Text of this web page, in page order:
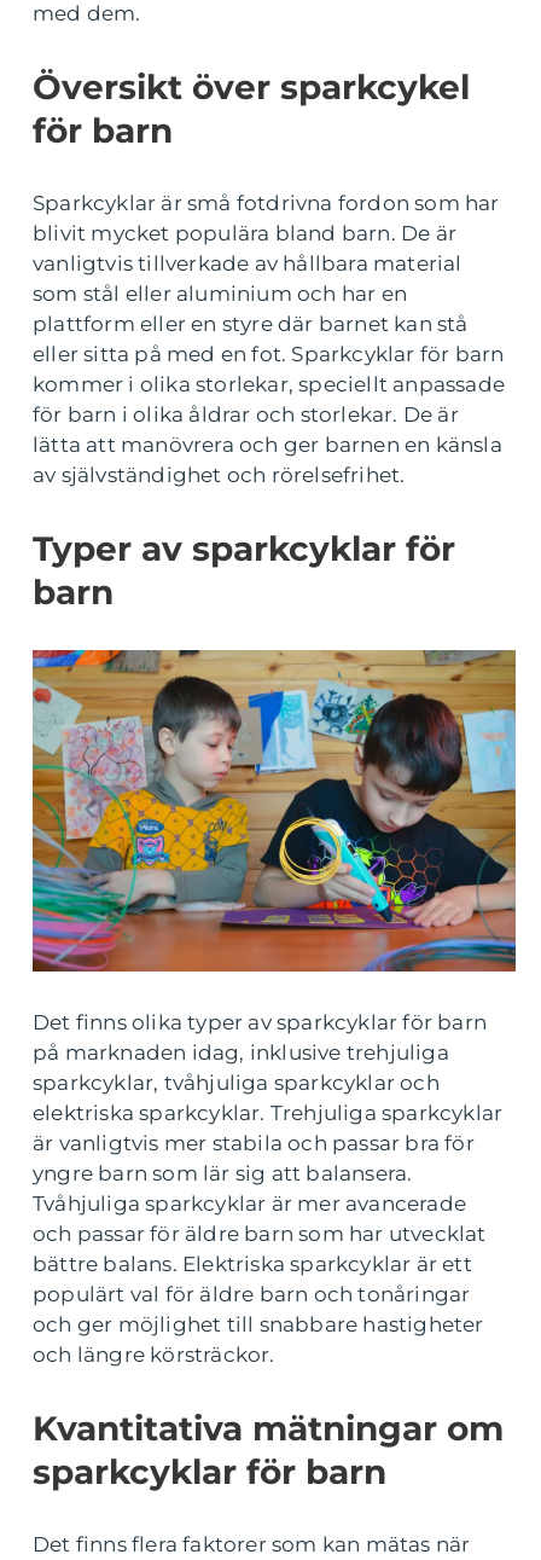
med dem.
Översikt över sparkcykel
för barn
Sparkcyklar är små fotdrivna fordon som har
blivit mycket populära bland barn. De är
vanligtvis tillverkade av hållbara material
som stål eller aluminium och har en
plattform eller en styre där barnet kan stå
eller sitta på med en fot. Sparkcyklar för barn
kommer i olika storlekar, speciellt anpassade
för barn i olika åldrar och storlekar. De är
lätta att manövrera och ger barnen en känsla
av självständighet och rörelsefrihet.
Typer av sparkcyklar för
barn
Det finns olika typer av sparkcyklar för barn
på marknaden idag, inklusive trehjuliga
sparkcyklar, tvåhjuliga sparkcyklar och
elektriska sparkcyklar. Trehjuliga sparkcyklar
är vanligtvis mer stabila och passar bra för
yngre barn som lär sig att balansera.
Tvåhjuliga sparkcyklar är mer avancerade
och passar för äldre barn som har utvecklat
bättre balans. Elektriska sparkcyklar är ett
populärt val för äldre barn och tonåringar
och ger möjlighet till snabbare hastigheter
och längre körsträckor.
Kvantitativa mätningar om
sparkcyklar för barn
Det finns flera faktorer som kan mätas när